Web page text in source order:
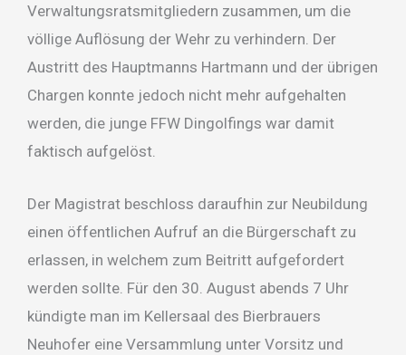
Verwaltungsratsmitgliedern zusammen, um die
völlige Auflösung der Wehr zu verhindern. Der
Austritt des Hauptmanns Hartmann und der übrigen
Chargen konnte jedoch nicht mehr aufgehalten
werden, die junge FFW Dingolfings war damit
faktisch aufgelöst.
Der Magistrat beschloss daraufhin zur Neubildung
einen öffentlichen Aufruf an die Bürgerschaft zu
erlassen, in welchem zum Beitritt aufgefordert
werden sollte. Für den 30. August abends 7 Uhr
kündigte man im Kellersaal des Bierbrauers
Neuhofer eine Versammlung unter Vorsitz und